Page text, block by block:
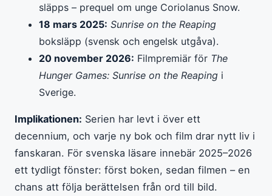
släpps – prequel om unge Coriolanus Snow.
18 mars 2025: Sunrise on the Reaping
boksläpp (svensk och engelsk utgåva).
20 november 2026: Filmpremiär för The
Hunger Games: Sunrise on the Reaping i
Sverige.
Implikationen: Serien har levt i över ett
decennium, och varje ny bok och film drar nytt liv i
fanskaran. För svenska läsare innebär 2025–2026
ett tydligt fönster: först boken, sedan filmen – en
chans att följa berättelsen från ord till bild.